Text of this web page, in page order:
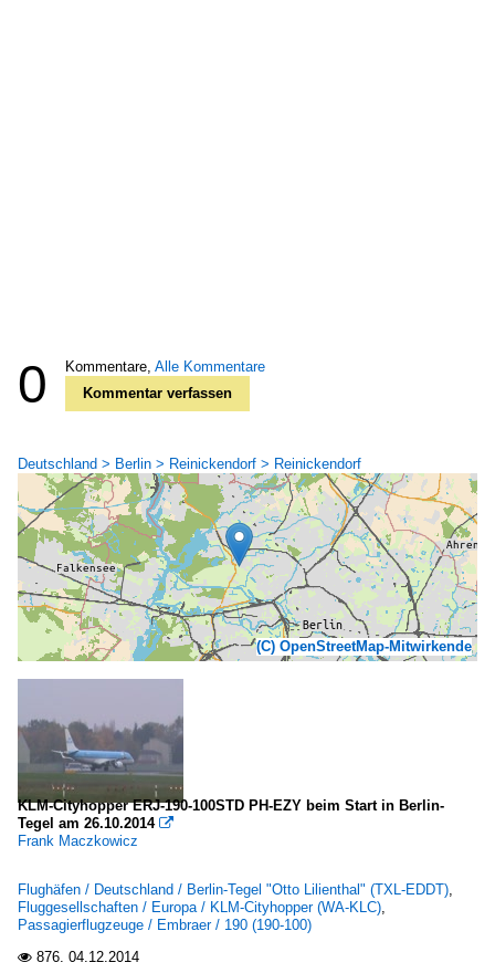
0 Kommentare, Alle Kommentare
Kommentar verfassen
Deutschland > Berlin > Reinickendorf > Reinickendorf
(C) OpenStreetMap-Mitwirkende
KLM-Cityhopper ERJ-190-100STD PH-EZY beim Start in Berlin-
Tegel am 26.10.2014 
Frank Maczkowicz
Flughäfen / Deutschland / Berlin-Tegel "Otto Lilienthal" (TXL-EDDT),
Fluggesellschaften / Europa / KLM-Cityhopper (WA-KLC),
Passagierflugzeuge / Embraer / 190 (190-100)
 876. 04.12.2014